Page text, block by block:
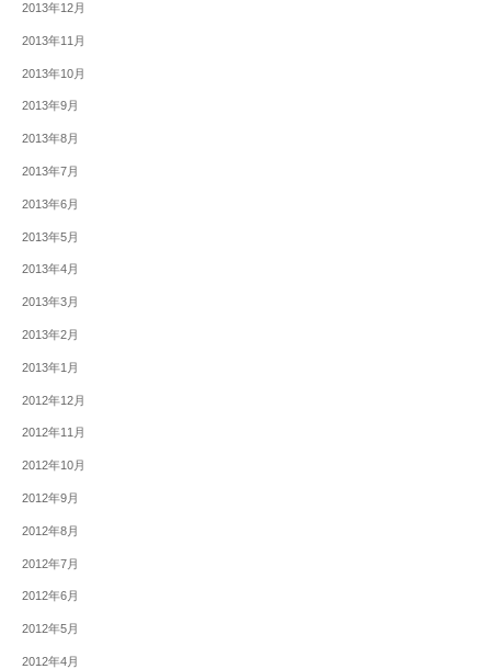
2013年12月
2013年11月
2013年10月
2013年9月
2013年8月
2013年7月
2013年6月
2013年5月
2013年4月
2013年3月
2013年2月
2013年1月
2012年12月
2012年11月
2012年10月
2012年9月
2012年8月
2012年7月
2012年6月
2012年5月
2012年4月